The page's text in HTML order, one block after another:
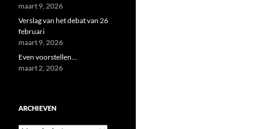
maart 9, 2026
Verslag van het debat van 26
februari
maart 9, 2026
Even voorstellen…
maart 2, 2026
ARCHIEVEN